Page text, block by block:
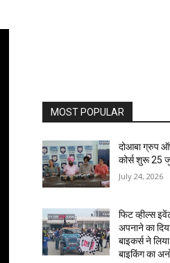
MOST POPULAR
दोआबा ग्रुप
कोर्स शुरू 25
July 24, 2026
फिट व्हील्स
अपनाने का
बाइकर्स ने
बाइकिंग का